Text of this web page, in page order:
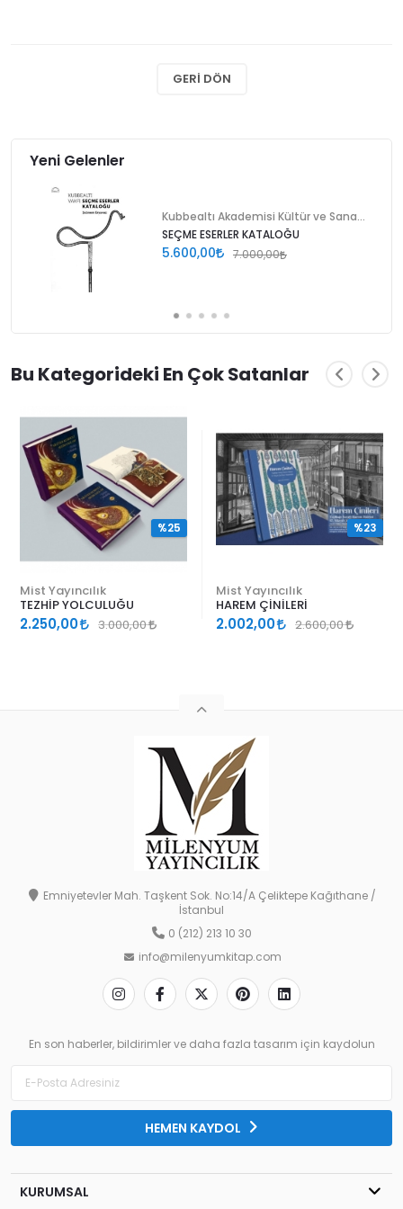
GERI DÖN
Yeni Gelenler
SEÇME ESERLER KATALOĞU
5.600,00 7.000,00
Bu Kategorideki En Çok Satanlar
Mist Yayıncılık
TEZHİP YOLCULUĞU
2.250,00 3.000,00
%25
Mist Yayıncılık
HAREM ÇİNİLERİ
2.002,00 2.600,00
%23
Emniyetevler Mah. Taşkent Sok. No:14/A Çeliktepe Kağıthane /
İstanbul
0 (212) 213 10 30
info@milenyumkitap.com
En son haberler, bildirimler ve daha fazla tasarım için kaydolun
HEMEN KAYDOL
KURUMSAL